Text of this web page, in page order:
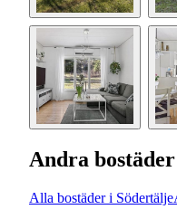
Andra
Alla bostäder i Södertälje